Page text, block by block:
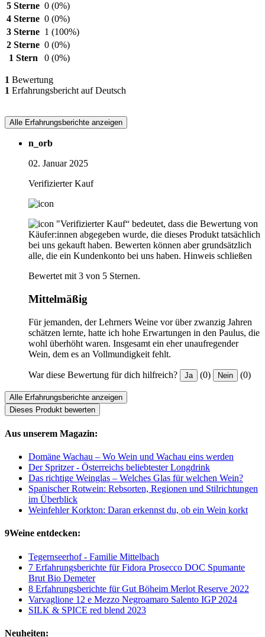
5 Sterne 0 (0%)
4 Sterne 0 (0%)
3 Sterne 1 (100%)
2 Sterne 0 (0%)
1 Stern
0 (0%)
1 Bewertung
1 Erfahrungsbericht auf Deutsch
Alle Erfahrungsberichte anzeigen
n_orb
02. Januar 2025
Verifizierter Kauf
"Verifizierter Kauf“ bedeutet, dass die Bewertung von
Käufer:innen abgegeben wurde, die dieses Produkt tatsächlich
bei uns gekauft haben. Bewerten können aber grundsätzlich
alle, die ein Kundenkonto bei uns haben. Hinweis schließen
Bewertet mit 3 von 5 Sternen.
Mittelmäßig
Für jemanden, der Lehrners Weine vor über zwanzig Jahren
schätzen lernte, hatte ich hohe Erwartungen in den Paulus, die
wohl überhöht waren. Insgesamt ein eher unaufregender
Wein, dem es an Vollmundigkeit fehlt.
War diese Bewertung für dich hilfreich? Ja (0) Nein (0)
Alle Erfahrungsberichte anzeigen
Dieses Produkt bewerten
Aus unserem Magazin:
Domäne Wachau – Wo Wein und Wachau eins werden
Der Spritzer - Österreichs beliebtester Longdrink
Das richtige Weinglas – Welches Glas für welchen Wein?
Spanischer Rotwein: Rebsorten, Regionen und Stilrichtungen
im Überblick
Weinfehler Korkton: Daran erkennst du, ob ein Wein korkt
9Weine entdecken:
Tegernseerhof - Familie Mittelbach
7 Erfahrungsberichte für Fidora Prosecco DOC Spumante
Brut Bio Demeter
8 Erfahrungsberichte für Gut Böheim Merlot Reserve 2022
Varvaglione 12 e Mezzo Negroamaro Salento IGP 2024
SILK & SPICE red blend 2023
Neuheiten: